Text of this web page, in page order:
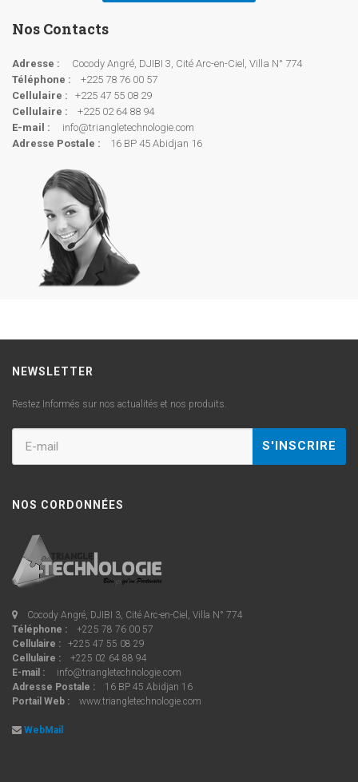
Nos Contacts
Adresse :
Cocody Angré, DJIBI 3, Cité Arc-en-Ciel, Villa N° 774
Téléphone :
+225 78 76 00 57
Cellulaire : +225 47 55 08 29
Cellulaire :
+225 02 64 88 94
E-mail :
info@triangletechnologie.com
Adresse Postale :
16 BP 45 Abidjan 16
NEWSLETTER
Restez Informés sur nos actualités et nos produits.
NOS CORDONNÉES
Cocody Angré, DJIBI 3, Cité Arc-en-Ciel, Villa N° 774
Téléphone :
+225 78 76 00 57
Cellulaire : +225 47 55 08 29
Cellulaire :
+225 02 64 88 94
E-mail :
info@triangletechnologie.com
Adresse Postale :
16 BP 45 Abidjan 16
Portail Web :
www.triangletechnologie.com
WebMail